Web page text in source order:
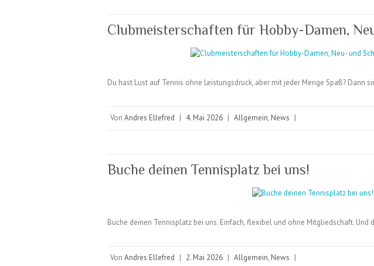
Clubmeisterschaften für Hobby-Damen,
Du hast Lust auf Tennis ohne Leistungsdruck, aber mit jeder Menge Spaß?
Von Andres Ellefred | 4. Mai 2026 | Allgemein, News |
Buche deinen Tennisplatz bei uns!
Buche deinen Tennisplatz bei uns. Einfach, flexibel und ohne Mitgliedschaft. Und
Von Andres Ellefred | 2. Mai 2026 | Allgemein, News |